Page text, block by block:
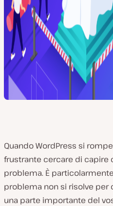
Quando WordPress si
frustrante cercare di capire
problema. È
problema non si risolve per
una parte importante del